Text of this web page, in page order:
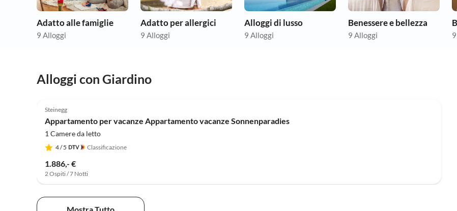
Adatto alle famiglie
9 Alloggi
Adatto per allergici
9 Alloggi
Alloggi di lusso
9 Alloggi
Benessere e bellezza
9 Alloggi
Alloggi con Giardino
Steinegg
Appartamento per vacanze Appartamento vacanze Sonnenparadies
1 Camere da letto
4/ 5 Classificazione
1.886,- €
2 Ospiti / 7 Notti